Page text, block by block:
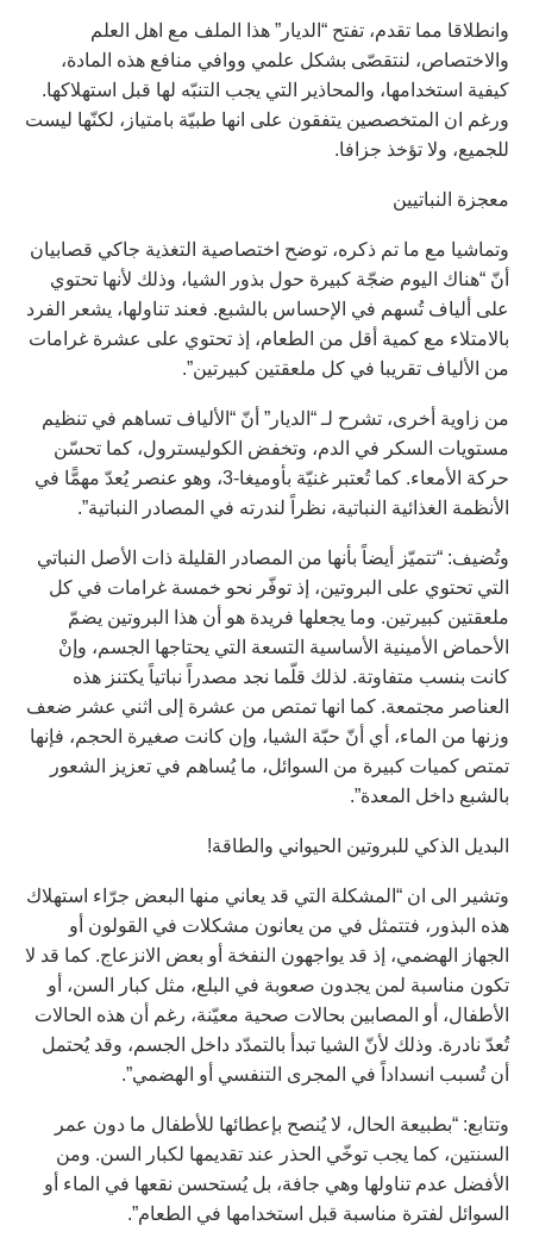
وانطلاقا مما تقدم، تفتح “الديار” هذا الملف مع اهل العلم
والاختصاص، لنتقصّى بشكل علمي ووافي منافع هذه المادة،
كيفية استخدامها، والمحاذير التي يجب التنبّه لها قبل استهلاكها.
ورغم ان المتخصصين يتفقون على انها طبيّة بامتياز، لكنّها ليست
للجميع، ولا تؤخذ جزافا.
معجزة النباتيين
وتماشيا مع ما تم ذكره، توضح اختصاصية التغذية جاكي قصابيان
أنّ “هناك اليوم ضجّة كبيرة حول بذور الشيا، وذلك لأنها تحتوي
على ألياف تُسهم في الإحساس بالشبع. فعند تناولها، يشعر الفرد
بالامتلاء مع كمية أقل من الطعام، إذ تحتوي على عشرة غرامات
من الألياف تقريبا في كل ملعقتين كبيرتين”.
من زاوية أخرى، تشرح لـ “الديار” أنّ “الألياف تساهم في تنظيم
مستويات السكر في الدم، وتخفض الكوليسترول، كما تحسّن
حركة الأمعاء. كما تُعتبر غنيّة بأوميغا-3، وهو عنصر يُعدّ مهمًّا في
الأنظمة الغذائية النباتية، نظراً لندرته في المصادر النباتية”.
وتُضيف: “تتميّز أيضاً بأنها من المصادر القليلة ذات الأصل النباتي
التي تحتوي على البروتين، إذ توفّر نحو خمسة غرامات في كل
ملعقتين كبيرتين. وما يجعلها فريدة هو أن هذا البروتين يضمّ
الأحماض الأمينية الأساسية التسعة التي يحتاجها الجسم، وإنْ
كانت بنسب متفاوتة. لذلك قلّما نجد مصدراً نباتياً يكتنز هذه
العناصر مجتمعة. كما انها تمتص من عشرة إلى اثني عشر ضعف
وزنها من الماء، أي أنّ حبّة الشيا، وإن كانت صغيرة الحجم، فإنها
تمتص كميات كبيرة من السوائل، ما يُساهم في تعزيز الشعور
بالشبع داخل المعدة”.
البديل الذكي للبروتين الحيواني والطاقة!
وتشير الى ان “المشكلة التي قد يعاني منها البعض جرّاء استهلاك
هذه البذور، فتتمثل في من يعانون مشكلات في القولون أو
الجهاز الهضمي، إذ قد يواجهون النفخة أو بعض الانزعاج. كما قد لا
تكون مناسبة لمن يجدون صعوبة في البلع، مثل كبار السن، أو
الأطفال، أو المصابين بحالات صحية معيّنة، رغم أن هذه الحالات
تُعدّ نادرة. وذلك لأنّ الشيا تبدأ بالتمدّد داخل الجسم، وقد يُحتمل
أن تُسبب انسداداً في المجرى التنفسي أو الهضمي”.
وتتابع: “بطبيعة الحال، لا يُنصح بإعطائها للأطفال ما دون عمر
السنتين، كما يجب توخّي الحذر عند تقديمها لكبار السن. ومن
الأفضل عدم تناولها وهي جافة، بل يُستحسن نقعها في الماء أو
السوائل لفترة مناسبة قبل استخدامها في الطعام”.